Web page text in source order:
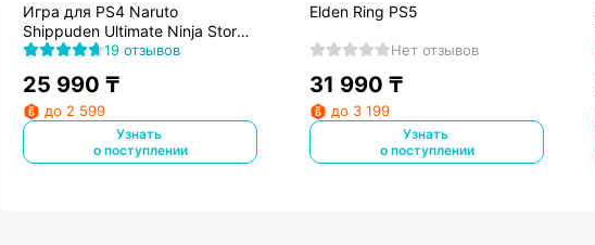
Игра для PS4 Naruto
Shippuden Ultimate Ninja Storm
4 Road to Boruto19 отзывов
25 990 ₸
до 2 599
Узнать
о поступлении
Elden Ring PS5
Нет отзывов
31 990 ₸
до 3 199
Узнать
о поступлении